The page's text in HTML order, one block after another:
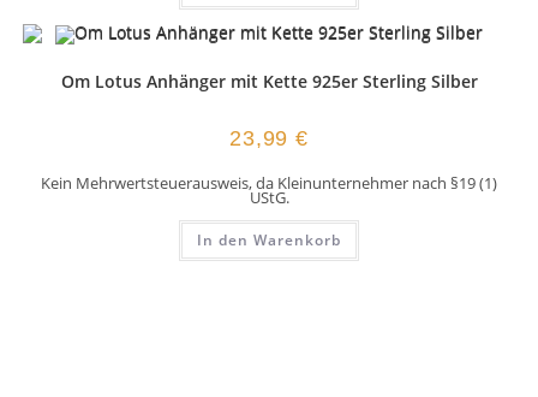
Om Lotus Anhänger mit Kette 925er Sterling Silber
23,99€
Kein Mehrwertsteuerausweis, da Kleinunternehmer nach §19 (1)
UStG.
In den Warenkorb